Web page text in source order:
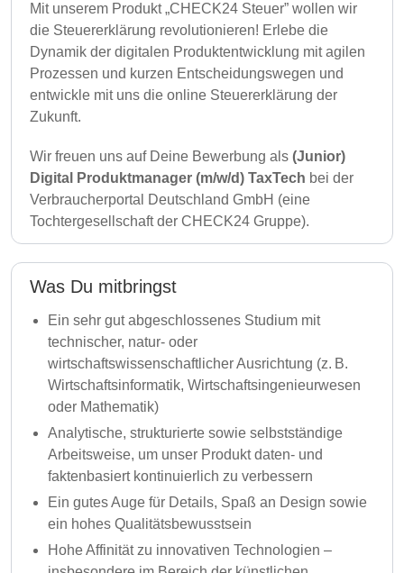
Mit unserem Produkt „CHECK24 Steuer” wollen wir
die Steuererklärung revolutionieren! Erlebe die
Dynamik der digitalen Produktentwicklung mit agilen
Prozessen und kurzen Entscheidungswegen und
entwickle mit uns die online Steuererklärung der
Zukunft.
Wir freuen uns auf Deine Bewerbung als (Junior)
Digital Produktmanager (m/w/d) TaxTech bei der
Verbraucherportal Deutschland GmbH (eine
Tochtergesellschaft der CHECK24 Gruppe).
Was Du mitbringst
Ein sehr gut abgeschlossenes Studium mit
technischer, natur- oder
wirtschaftswissenschaftlicher Ausrichtung (z. B.
Wirtschaftsinformatik, Wirtschaftsingenieurwesen
oder Mathematik)
Analytische, strukturierte sowie selbstständige
Arbeitsweise, um unser Produkt daten- und
faktenbasiert kontinuierlich zu verbessern
Ein gutes Auge für Details, Spaß an Design sowie
ein hohes Qualitätsbewusstsein
Hohe Affinität zu innovativen Technologien –